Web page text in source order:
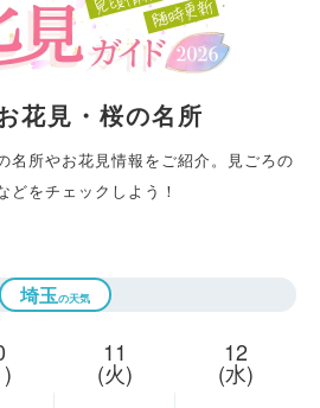
花見・桜の名所
名所やお花見情報をご紹介。見ごろの
どをチェックしよう！
埼玉
11
(火)
12
(水)